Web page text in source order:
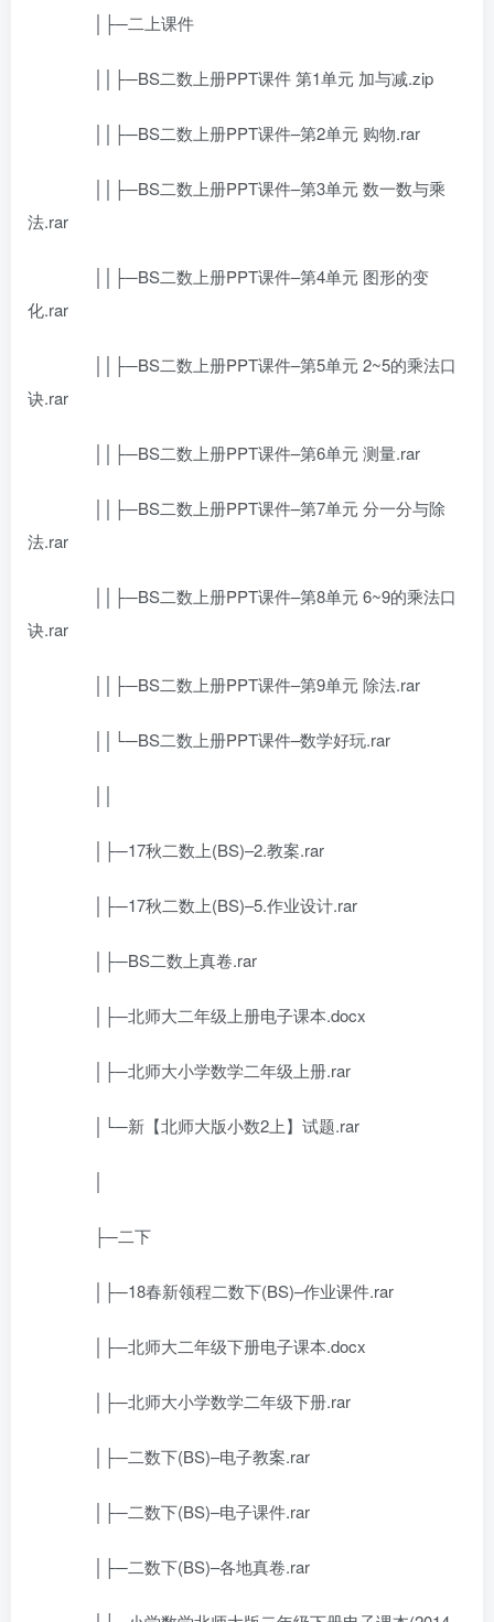
│├─二上课件
││├─BS二数上册PPT课件 第1单元 加与减.zip
││├─BS二数上册PPT课件–第2单元 购物.rar
││├─BS二数上册PPT课件–第3单元 数一数与乘
法.rar
││├─BS二数上册PPT课件–第4单元 图形的变
化.rar
││├─BS二数上册PPT课件–第5单元 2~5的乘法口
诀.rar
││├─BS二数上册PPT课件–第6单元 测量.rar
││├─BS二数上册PPT课件–第7单元 分一分与除
法.rar
││├─BS二数上册PPT课件–第8单元 6~9的乘法口
诀.rar
││├─BS二数上册PPT课件–第9单元 除法.rar
││└─BS二数上册PPT课件–数学好玩.rar
│├─17秋二数上(BS)–2.教案.rar
│├─17秋二数上(BS)–5.作业设计.rar
│├─BS二数上真卷.rar
│├─北师大二年级上册电子课本.docx
│├─北师大小学数学二年级上册.rar
│└─新【北师大版小数2上】试题.rar
├─二下
│├─18春新领程二数下(BS)–作业课件.rar
│├─北师大二年级下册电子课本.docx
│├─北师大小学数学二年级下册.rar
│├─二数下(BS)–电子教案.rar
│├─二数下(BS)–电子课件.rar
│├─二数下(BS)–各地真卷.rar